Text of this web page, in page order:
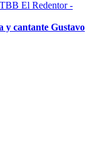
y cantante Gustavo